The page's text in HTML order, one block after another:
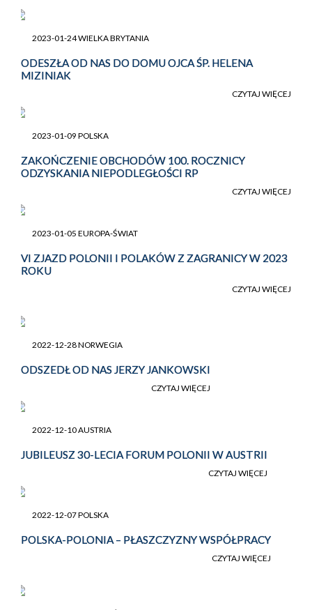
2023-01-24 WIELKA BRYTANIA
ODESZŁA OD NAS DO DOMU OJCA ŚP. HELENA
MIZINIAK
CZYTAJ WIĘCEJ
2023-01-09 POLSKA
ZAKOŃCZENIE OBCHODÓW 100. ROCZNICY
ODZYSKANIA NIEPODLEGŁOŚCI RP
CZYTAJ WIĘCEJ
2023-01-05 EUROPA-ŚWIAT
VI ZJAZD POLONII I POLAKÓW Z ZAGRANICY W 2023
ROKU
CZYTAJ WIĘCEJ
2022-12-28 NORWEGIA
ODSZEDŁ OD NAS JERZY JANKOWSKI
CZYTAJ WIĘCEJ
2022-12-10 AUSTRIA
JUBILEUSZ 30-LECIA FORUM POLONII W AUSTRII
CZYTAJ WIĘCEJ
2022-12-07 POLSKA
POLSKA-POLONIA – PŁASZCZYZNY WSPÓŁPRACY
CZYTAJ WIĘCEJ